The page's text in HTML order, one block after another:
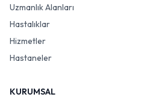
Uzmanlık Alanları
Hastalıklar
Hizmetler
Hastaneler
KURUMSAL